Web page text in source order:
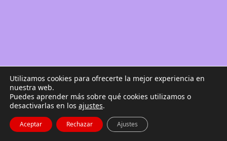
Utilizamos cookies para ofrecerte la mejor experiencia en
nuestra web.
Puedes aprender más sobre qué cookies utilizamos o
desactivarlas en los ajustes.
Aceptar Rechazar Ajustes